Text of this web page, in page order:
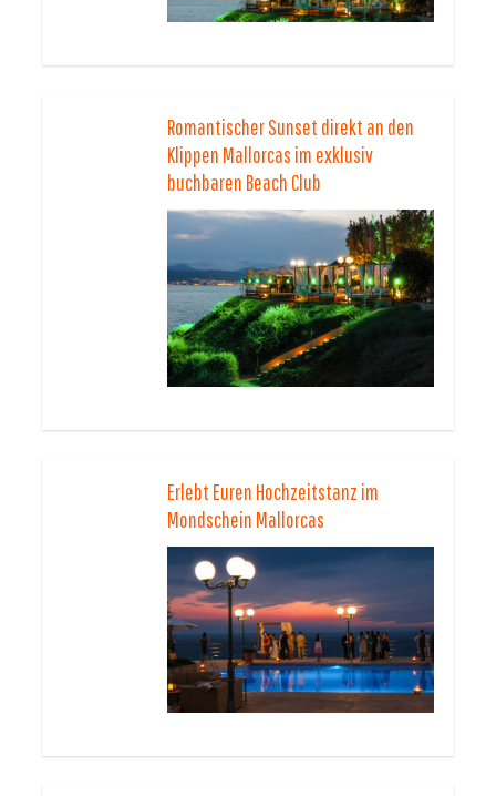
Romantischer Sunset direkt an den
Klippen Mallorcas im exklusiv
buchbaren Beach Club
Erlebt Euren Hochzeitstanz im
Mondschein Mallorcas